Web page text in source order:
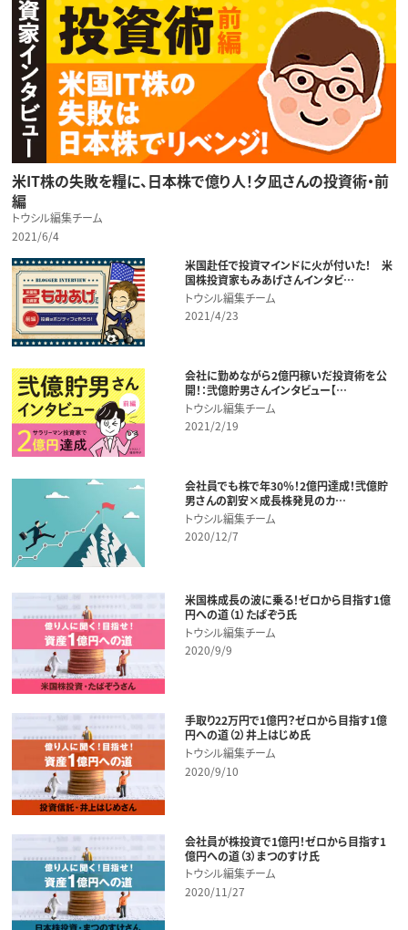
米IT株の失敗を糧に、日本株で億り人！夕凪さんの投資術・前
編
トウシル編集チーム
2021/6/4
米国赴任で投資マインドに火が付いた！ 米
国株投資家もみあげさんインタビ…
トウシル編集チーム
2021/4/23
会社に勤めながら2億円稼いだ投資術を公
開！：弐億貯男さんインタビュー【…
トウシル編集チーム
2021/2/19
会社員でも株で年30％！2億円達成！弐億貯
男さんの割安×成長株発見のカ…
トウシル編集チーム
2020/12/7
米国株成長の波に乗る！ゼロから目指す1億
円への道（1）たぱぞう氏
トウシル編集チーム
2020/9/9
手取り22万円で1億円？ゼロから目指す1億
円への道（2）井上はじめ氏
トウシル編集チーム
2020/9/10
会社員が株投資で1億円！ゼロから目指す1
億円への道（3）まつのすけ氏
トウシル編集チーム
2020/11/27